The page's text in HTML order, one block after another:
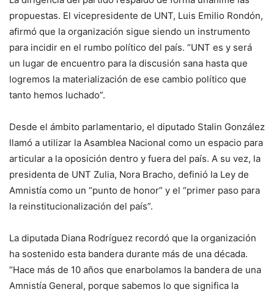
propuestas. El vicepresidente de UNT, Luis Emilio Rondón,
afirmó que la organización sigue siendo un instrumento
para incidir en el rumbo político del país. “UNT es y será
un lugar de encuentro para la discusión sana hasta que
logremos la materialización de ese cambio político que
tanto hemos luchado”.
Desde el ámbito parlamentario, el diputado Stalin González
llamó a utilizar la Asamblea Nacional como un espacio para
articular a la oposición dentro y fuera del país. A su vez, la
presidenta de UNT Zulia, Nora Bracho, definió la Ley de
Amnistía como un “punto de honor” y el “primer paso para
la reinstitucionalización del país”.
La diputada Diana Rodríguez recordó que la organización
ha sostenido esta bandera durante más de una década.
“Hace más de 10 años que enarbolamos la bandera de una
Amnistía General, porque sabemos lo que significa la